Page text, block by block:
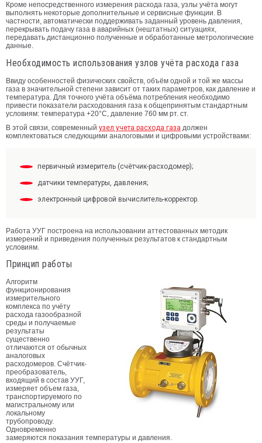
Кроме непосредственного измерения расхода газа, узлы учёта могут
выполнять некоторые дополнительные и сервисные функции. В
частности, автоматически поддерживать заданный уровень давления,
перекрывать подачу газа в аварийных (нештатных) ситуациях,
передавать дистанционно полученные и обработанные метрологические
данные.
Необходимость использования узлов учёта расхода газа
Ввиду особенностей физических свойств, объём одной и той же массы
газа в значительной степени зависит от таких параметров, как давление и
температура. Для точного учёта объёма потребления необходимо
привести показатели расходования газа к общепринятым стандартным
условиям: температура +20°С, давление 760 мм рт. ст.
В этой связи, современный узел учета расхода газа должен
комплектоваться следующими аналоговыми и цифровыми устройствами:
первичный измеритель (счётчик-расходомер);
датчики температуры, давления;
электронный цифровой вычислитель-корректор.
Работа УУГ построена на использовании аттестованных методик
измерений и приведения полученных результатов к стандартным
условиям.
Принцип работы
Алгоритм
функционирования
измерительного
комплекса по учёту
расхода газообразной
среды и получаемые
результаты
существенно
отличаются от обычных
аналоговых
расходомеров. Счётчик-
преобразователь,
входящий в состав УУГ,
измеряет объем газа,
транспортируемого по
магистральному или
локальному
трубопроводу.
Одновременно
замеряются показания температуры и давления.